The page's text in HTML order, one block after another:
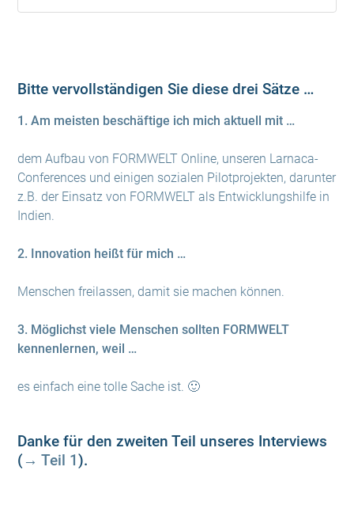
Bitte vervollständigen Sie diese drei Sätze …
1. Am meisten beschäftige ich mich aktuell mit …
dem Aufbau von FORMWELT Online, unseren Larnaca-
Conferences und einigen sozialen Pilotprojekten, darunter
z.B. der Einsatz von FORMWELT als Entwicklungshilfe in
Indien.
2. Innovation heißt für mich …
Menschen freilassen, damit sie machen können.
3. Möglichst viele Menschen sollten FORMWELT
kennenlernen, weil …
es einfach eine tolle Sache ist. 🙂
Danke für den zweiten Teil unseres Interviews
( → Teil 1).